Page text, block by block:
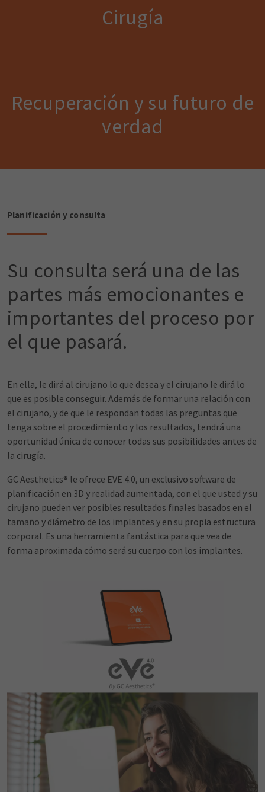
Cirugía
Recuperación y su futuro de
verdad
Planificación y consulta
Su consulta será una de las
partes más emocionantes e
importantes del proceso por
el que pasará.
En ella, le dirá al cirujano lo que desea y el cirujano le dirá lo
que es posible conseguir. Además de formar una relación con
el cirujano, y de que le respondan todas las preguntas que
tenga sobre el procedimiento y los resultados, tendrá una
oportunidad única de conocer todas sus posibilidades antes de
la cirugía.
GC Aesthetics® le ofrece EVE 4.0, un exclusivo software de
planificación en 3D y realidad aumentada, con el que usted y su
cirujano pueden ver posibles resultados finales basados en el
tamaño y diámetro de los implantes y en su propia estructura
corporal. Es una herramienta fantástica para que vea de
forma aproximada cómo será su cuerpo con los implantes.